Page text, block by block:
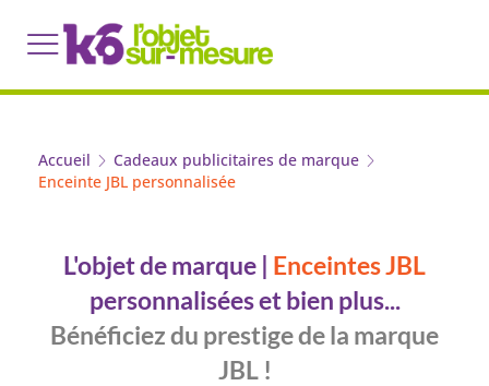
Accueil
Cadeaux publicitaires de marque
Enceinte JBL personnalisée
L'objet de marque | Enceintes JBL
personnalisées et bien plus...
Bénéficiez du prestige de la marque
JBL !